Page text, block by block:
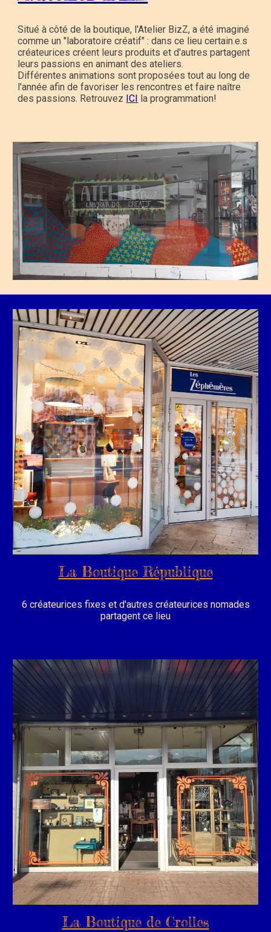
Situé à côté de la boutique, l'Atelier BizZ, a été imaginé
comme un "laboratoire créatif" : dans ce lieu certain.e.s
créateurices créent leurs produits et d'autres partagent
leurs passions en animant des ateliers.
Différentes animations sont proposées tout au long de
l'année afin de favoriser les rencontres et faire naître
des passions. Retrouvez ICI la programmation!
La Boutique République
6 créateurices fixes et d'autres créateurices nomades
partagent ce lieu
La Boutique de Crolles